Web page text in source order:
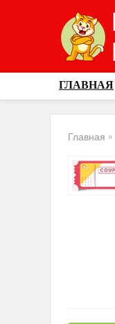
ГЛАВНАЯ
Главная »